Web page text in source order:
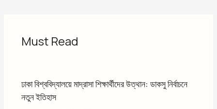
Must Read
ঢাকা বিশ্ববিদ্যালয়ে মাদ্রাসা শিক্ষার্থীদের উত্থান: ডাকসু নির্বাচনে
নতুন ইতিহাস